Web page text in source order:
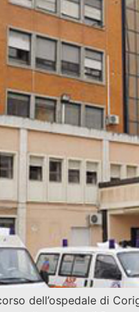
dell’ospedale di